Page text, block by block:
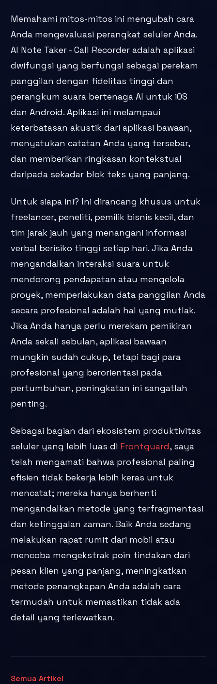
Memahami mitos-mitos ini mengubah cara
Anda mengevaluasi perangkat seluler Anda.
AI Note Taker - Call Recorder adalah aplikasi
dwifungsi yang berfungsi sebagai perekam
panggilan dengan fidelitas tinggi dan
perangkum suara bertenaga AI untuk iOS
dan Android. Aplikasi ini melampaui
keterbatasan akustik dari aplikasi bawaan,
menyatukan catatan Anda yang tersebar,
dan memberikan ringkasan kontekstual
daripada sekadar blok teks yang panjang.
Untuk siapa ini? Ini dirancang khusus untuk
freelancer, peneliti, pemilik bisnis kecil, dan
tim jarak jauh yang menangani informasi
verbal berisiko tinggi setiap hari. Jika Anda
mengandalkan interaksi suara untuk
mendorong pendapatan atau mengelola
proyek, memperlakukan data panggilan Anda
secara profesional adalah hal yang mutlak.
Jika Anda hanya perlu merekam pemikiran
Anda sekali sebulan, aplikasi bawaan
mungkin sudah cukup, tetapi bagi para
profesional yang berorientasi pada
pertumbuhan, peningkatan ini sangatlah
penting.
Sebagai bagian dari ekosistem produktivitas
seluler yang lebih luas di Frontguard, saya
telah mengamati bahwa profesional paling
efisien tidak bekerja lebih keras untuk
mencatat; mereka hanya berhenti
mengandalkan metode yang terfragmentasi
dan ketinggalan zaman. Baik Anda sedang
melakukan rapat rumit dari mobil atau
mencoba mengekstrak poin tindakan dari
pesan klien yang panjang, meningkatkan
metode penangkapan Anda adalah cara
termudah untuk memastikan tidak ada
detail yang terlewatkan.
Semua Artikel